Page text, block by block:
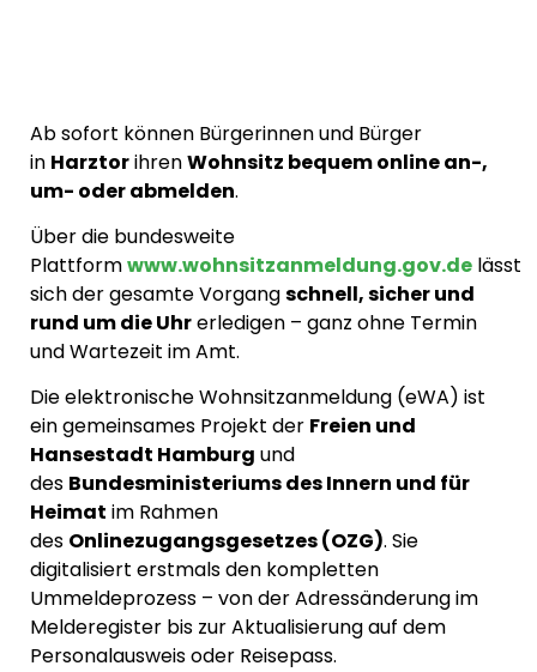
Ab sofort können Bürgerinnen und Bürger
in HarztorihrenWohnsitz bequem online an-,
um- oder abmelden.
Über die bundesweite
Plattformwww.wohnsitzanmeldung.gov.de lässt
sich der gesamte Vorgangschnell, sicher und
rund um die Uhrerledigen – ganz ohne Termin
und Wartezeit im Amt.
Die elektronische Wohnsitzanmeldung (eWA) ist
ein gemeinsames Projekt der Freien und
Hansestadt Hamburg und
des Bundesministeriums des Innern und für
Heimat im Rahmen
des Onlinezugangsgesetzes (OZG). Sie
digitalisiert erstmals den kompletten
Ummeldeprozess – von der Adressänderung im
Melderegister bis zur Aktualisierung auf dem
Personalausweis oder Reisepass.